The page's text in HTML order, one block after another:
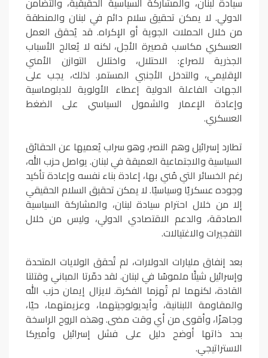
الدولي. لا يمكن تحقيق سلام دائم في لبنان والمنطقة
من خلال الحملات الجوية أو الإكراه. قد يُحقق العمل
العسكري مكاسب قصيرة الأجل، لكنه لا يُعالج الأسباب
الجذرية للصراع: الاحتلال، واختلال التوازن الأمني
الإقليمي، والتدخل الأجنبي المستمر. لذلك، يجب على
الجهات الفاعلة الدولية إعطاء الأولوية للدبلوماسية
وإعادة الإعمار والشمول السياسي على الضغط
العسكري.
تطارد إسرائيل وهم النصر، وهو سراب يُعميها عن الحقائق
السياسية والاجتماعية العميقة في لبنان. يواصل حزب الله،
رغم الخسائر التي مُني بها، إعادة بناء نفسه وإعادة تأكيد
وجوده عسكريًا وسياسيًا. لا يمكن تحقيق السلام الحقيقي
إلا من خلال احترام سيادة لبنان، والمشاركة السياسية
الصادقة، والدعم الاقتصادي الدولي، وليس من خلال
التفجيرات والاغتيالات.
بعد إنفاق مليارات الدولارات، لم تُحقق الولايات المتحدة
وإسرائيل شيئًا ملموسًا في لبنان. لقد دمّرتا المباني وقتلتا
القادة، لكنهما لم تُهزما الفكرة. لايزال إيمان حزب الله
والمقاومة اللبنانية، وأيديولوجيتهما، وعزيمتهما، حيًا،
وجاهزًا، وأقوى من أي وقت مضى. وهذه الروح الراسخة
بحد ذاتها أوضح دليل على فشل إسرائيل وأميركا
الاستراتيجي.